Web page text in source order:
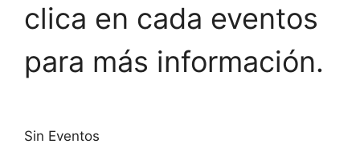
clica en cada eventos
para más información.
Sin Eventos